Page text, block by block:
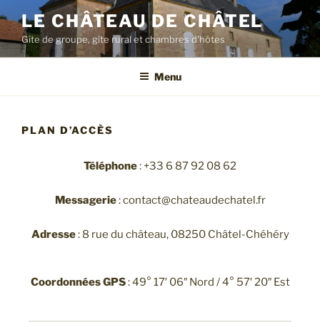
LE CHÂTEAU DE CHÂTEL
Gîte de groupe, gîte rural et chambres d'hôtes
Menu
PLAN D’ACCÈS
Téléphone: +33 6 87 92 08 62
Messagerie: contact@chateaudechatel.fr
Adresse: 8 rue du château, 08250 Châtel-Chéhéry
Coordonnées GPS: 49° 17′ 06″ Nord / 4° 57′ 20″ Est